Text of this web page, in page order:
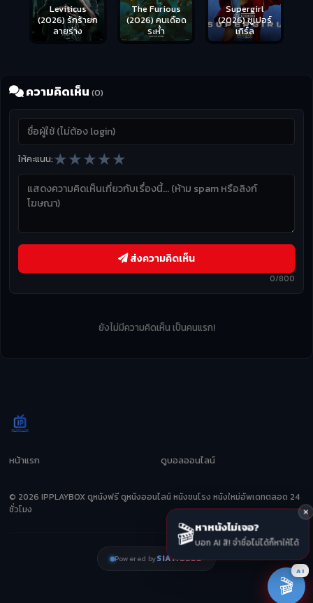
Leviticus
(2026) รักร้ายก
ลายร่าง
The Furious
(2026) คนเดือด
ระห่ำ
Supergirl
(2026) ซูเปอร์
เกิร์ล
ความคิดเห็น (0)
ให้คะแนน:★★★★★
0/800
ส่งความคิดเห็น
ยังไม่มีความคิดเห็น เป็นคนแรก!
หน้าแรก ดูบอลออนไลน์
© 2026 IPPLAYBOX ดูหนังฟรี ดูหนังออนไลน์ หนังชนโรง หนังใหม่อัพเดทตลอด 24
ชั่วโมง
Powered bySIAMZEED
🎬หาหนังไม่เจอ?
บอก AI สิ! จำชื่อไม่ได้ก็หาให้ได้
🎬
AI